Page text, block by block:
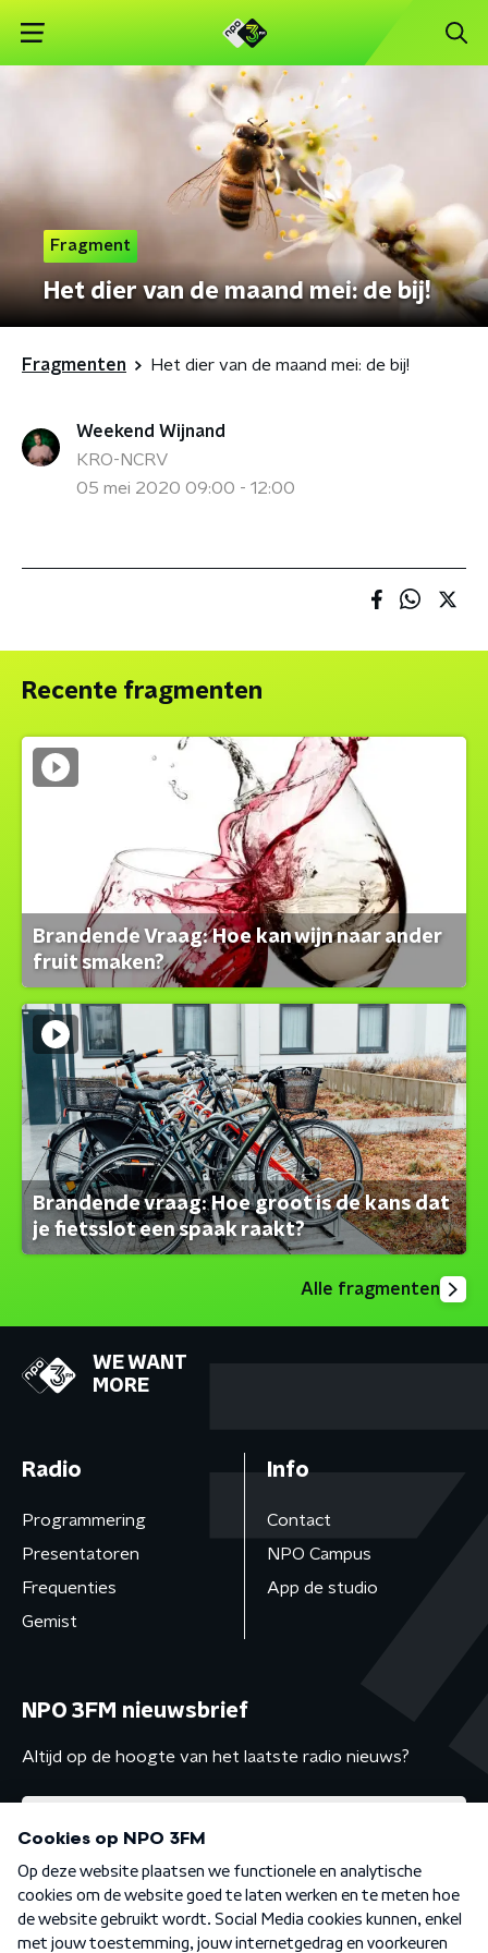
Fragment
Het dier van de maand mei: de bij!
Fragmenten Het dier van de maand mei: de bij!
Weekend Wijnand
KRO-NCRV
05 mei 2020 09:00 - 12:00
Recente fragmenten
Brandende Vraag: Hoe kan wijn naar ander
fruit smaken?
Brandende vraag: Hoe groot is de kans dat
je fietsslot een spaak raakt?
Alle fragmenten
WE WANT
MORE
Radio
Programmering
Presentatoren
Frequenties
Gemist
Info
Contact
NPO Campus
App de studio
NPO 3FM nieuwsbrief
Altijd op de hoogte van het laatste radio nieuws?
Algemene voorwaarden Privacybeleid